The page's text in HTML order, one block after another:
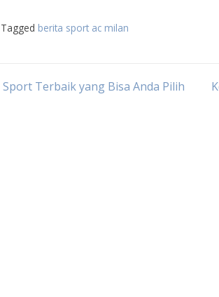
Tagged berita sport ac milan
Terbaik yang Bisa Anda Pilih